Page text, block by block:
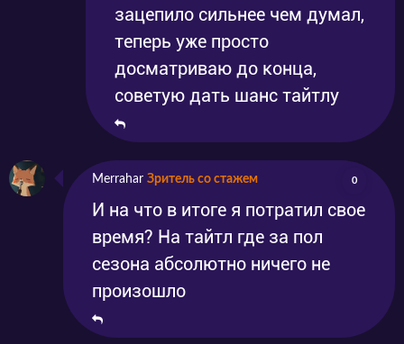
зацепило сильнее чем думал,
теперь уже просто
досматриваю до конца,
советую дать шанс тайтлу
Merrahar Зритель со стажем 0
И на что в итоге я потратил свое
время? На тайтл где за пол
сезона абсолютно ничего не
произошло